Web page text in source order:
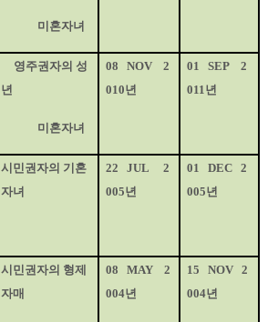
미혼자녀
영주권자의 성
년
미혼자녀
08 NOV
2
010년
01 SEP
2
011년
시민권자의 기혼
자녀
22 JUL
2
005년
01 DEC
2
005년
시민권자의 형제
자매
08 MAY
2
004년
15 NOV
2
004년